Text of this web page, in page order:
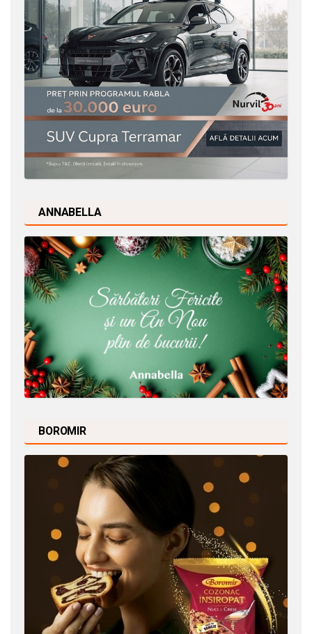
ANNABELLA
BOROMIR